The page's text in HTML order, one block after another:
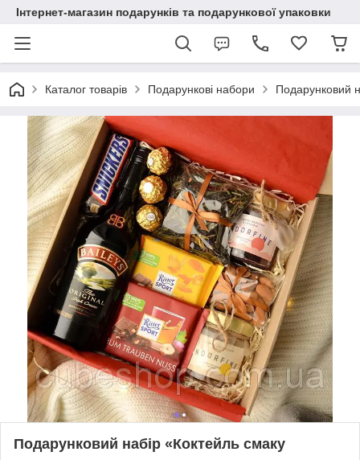
Інтернет-магазин подарунків та подарункової упаковки
Каталог товарів Подарункові набори Подарунковий
Подарунковий набір «Коктейль смаку